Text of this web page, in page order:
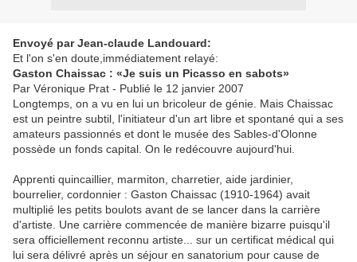
Envoyé par Jean-claude Landouard:
Et l'on s'en doute,immédiatement relayé:
Gaston Chaissac : «Je suis un Picasso en sabots»
Par Véronique Prat - Publié le 12 janvier 2007
Longtemps, on a vu en lui un bricoleur de génie. Mais Chaissac
est un peintre subtil, l'initiateur d'un art libre et spontané qui a ses
amateurs passionnés et dont le musée des Sables-d'Olonne
possède un fonds capital. On le redécouvre aujourd'hui.
Apprenti quincaillier, marmiton, charretier, aide jardinier,
bourrelier, cordonnier : Gaston Chaissac (1910-1964) avait
multiplié les petits boulots avant de se lancer dans la carrière
d'artiste. Une carrière commencée de manière bizarre puisqu'il
sera officiellement reconnu artiste... sur un certificat médical qui
lui sera délivré après un séjour en sanatorium pour cause de